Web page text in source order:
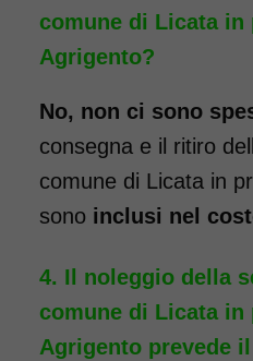
Noleggio sedia
40 cm
standard
euro.
in tutta Italia:
maggiori
comune di Licata in
Agrigento?
No, non ci sono
consegna e il ritiro
comune di Licata in
sono inclusi nel
Il noleggio della
comune di Licata in
Agrigento prevede